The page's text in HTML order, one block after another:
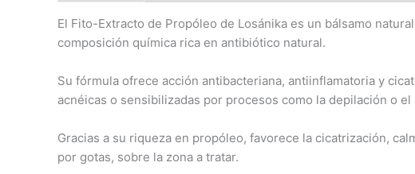
El Fito-Extracto de Propóleo de Losánika es un bálsamo
composición química rica en antibiótico natural.
Su fórmula ofrece acción antibacteriana, antiinflamatoria y
acnéicas o sensibilizadas por procesos como la depilación o el
Gracias a su riqueza en propóleo, favorece la cicatrización,
por gotas, sobre la zona a tratar.